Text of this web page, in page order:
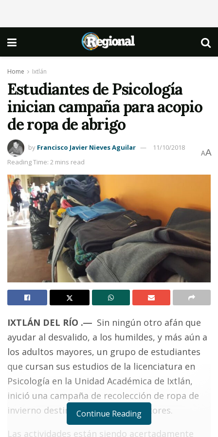
Home Ixtlán
Estudiantes de Psicología
inician campaña para acopio
de ropa de abrigo
by Francisco Javier Nieves Aguilar
11/10/2018
Reading Time: 2 mins read
AA
IXTLÁN DEL RÍO .― Sin ningún otro afán que
ayudar al desvalido, a los humildes, y más aún a
los adultos mayores, un grupo de estudiantes
que cursan sus estudios de la licenciatura en
Psicología en la Unidad Académica de Ixtlán,
inició una campaña de recolección de ropa de
invierno destinada para estos sectores.
Las actividades están siendo acertadamente
Continue Reading